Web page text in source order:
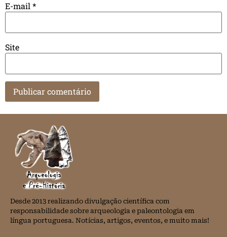
E-mail *
Site
Desde 2013 realizando divulgação científica com
responsabilidade sobre arqueologia e paleontologia em
língua portuguesa. Notícias, artigos, eventos, e muito mais!